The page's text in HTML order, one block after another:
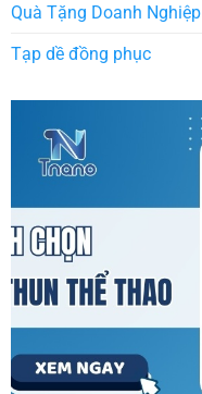
Quà Tặng Doanh Nghiệp
Tạp dề đồng phục